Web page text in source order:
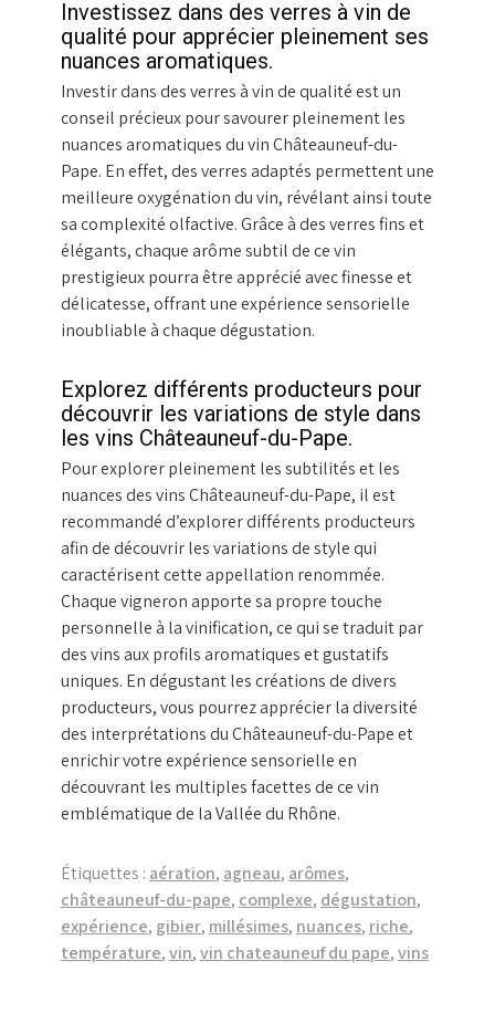
Investissez dans des verres à vin de
qualité pour apprécier pleinement ses
nuances aromatiques.
Investir dans des verres à vin de qualité est un
conseil précieux pour savourer pleinement les
nuances aromatiques du vin Châteauneuf-du-
Pape. En effet, des verres adaptés permettent une
meilleure oxygénation du vin, révélant ainsi toute
sa complexité olfactive. Grâce à des verres fins et
élégants, chaque arôme subtil de ce vin
prestigieux pourra être apprécié avec finesse et
délicatesse, offrant une expérience sensorielle
inoubliable à chaque dégustation.
Explorez différents producteurs pour
découvrir les variations de style dans
les vins Châteauneuf-du-Pape.
Pour explorer pleinement les subtilités et les
nuances des vins Châteauneuf-du-Pape, il est
recommandé d’explorer différents producteurs
afin de découvrir les variations de style qui
caractérisent cette appellation renommée.
Chaque vigneron apporte sa propre touche
personnelle à la vinification, ce qui se traduit par
des vins aux profils aromatiques et gustatifs
uniques. En dégustant les créations de divers
producteurs, vous pourrez apprécier la diversité
des interprétations du Châteauneuf-du-Pape et
enrichir votre expérience sensorielle en
découvrant les multiples facettes de ce vin
emblématique de la Vallée du Rhône.
Étiquettes : aération, agneau, arômes,
châteauneuf-du-pape, complexe, dégustation,
expérience, gibier, millésimes, nuances, riche,
température,vin,vin chateauneuf du pape,vins